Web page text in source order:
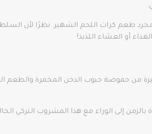
مجرد طعم كرات اللحم الشهير. نظرًا لأن
أو العشاء اللذيذ!
حموضة حبوب الدخن المخمرة والطعم